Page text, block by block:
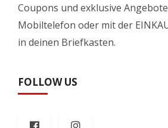
Coupons und exklusive
Mobiltelefon oder mit der
in deinen Briefkasten.
FOLLOW US